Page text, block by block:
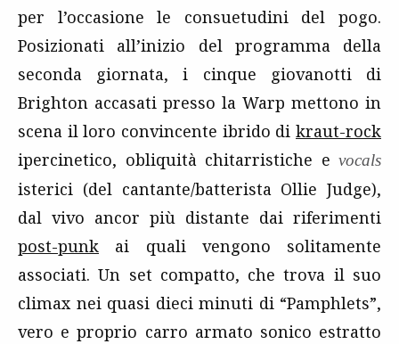
per l’occasione le consuetudini del pogo.
Posizionati all’inizio del programma della
seconda giornata, i cinque giovanotti di
Brighton accasati presso la Warp mettono in
scena il loro convincente ibrido di kraut-rock
ipercinetico, obliquità chitarristiche e vocals
isterici (del cantante/batterista Ollie Judge),
dal vivo ancor più distante dai riferimenti
post-punk ai quali vengono solitamente
associati. Un set compatto, che trova il suo
climax nei quasi dieci minuti di “Pamphlets”,
vero e proprio carro armato sonico estratto